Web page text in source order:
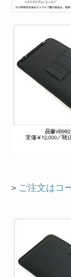
＞ ご注文はコ